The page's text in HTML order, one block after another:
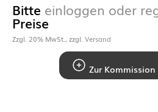
Bitte einloggen oder
Preise
Zzgl. 20% MwSt., zzgl. Versand
Zur Kommission